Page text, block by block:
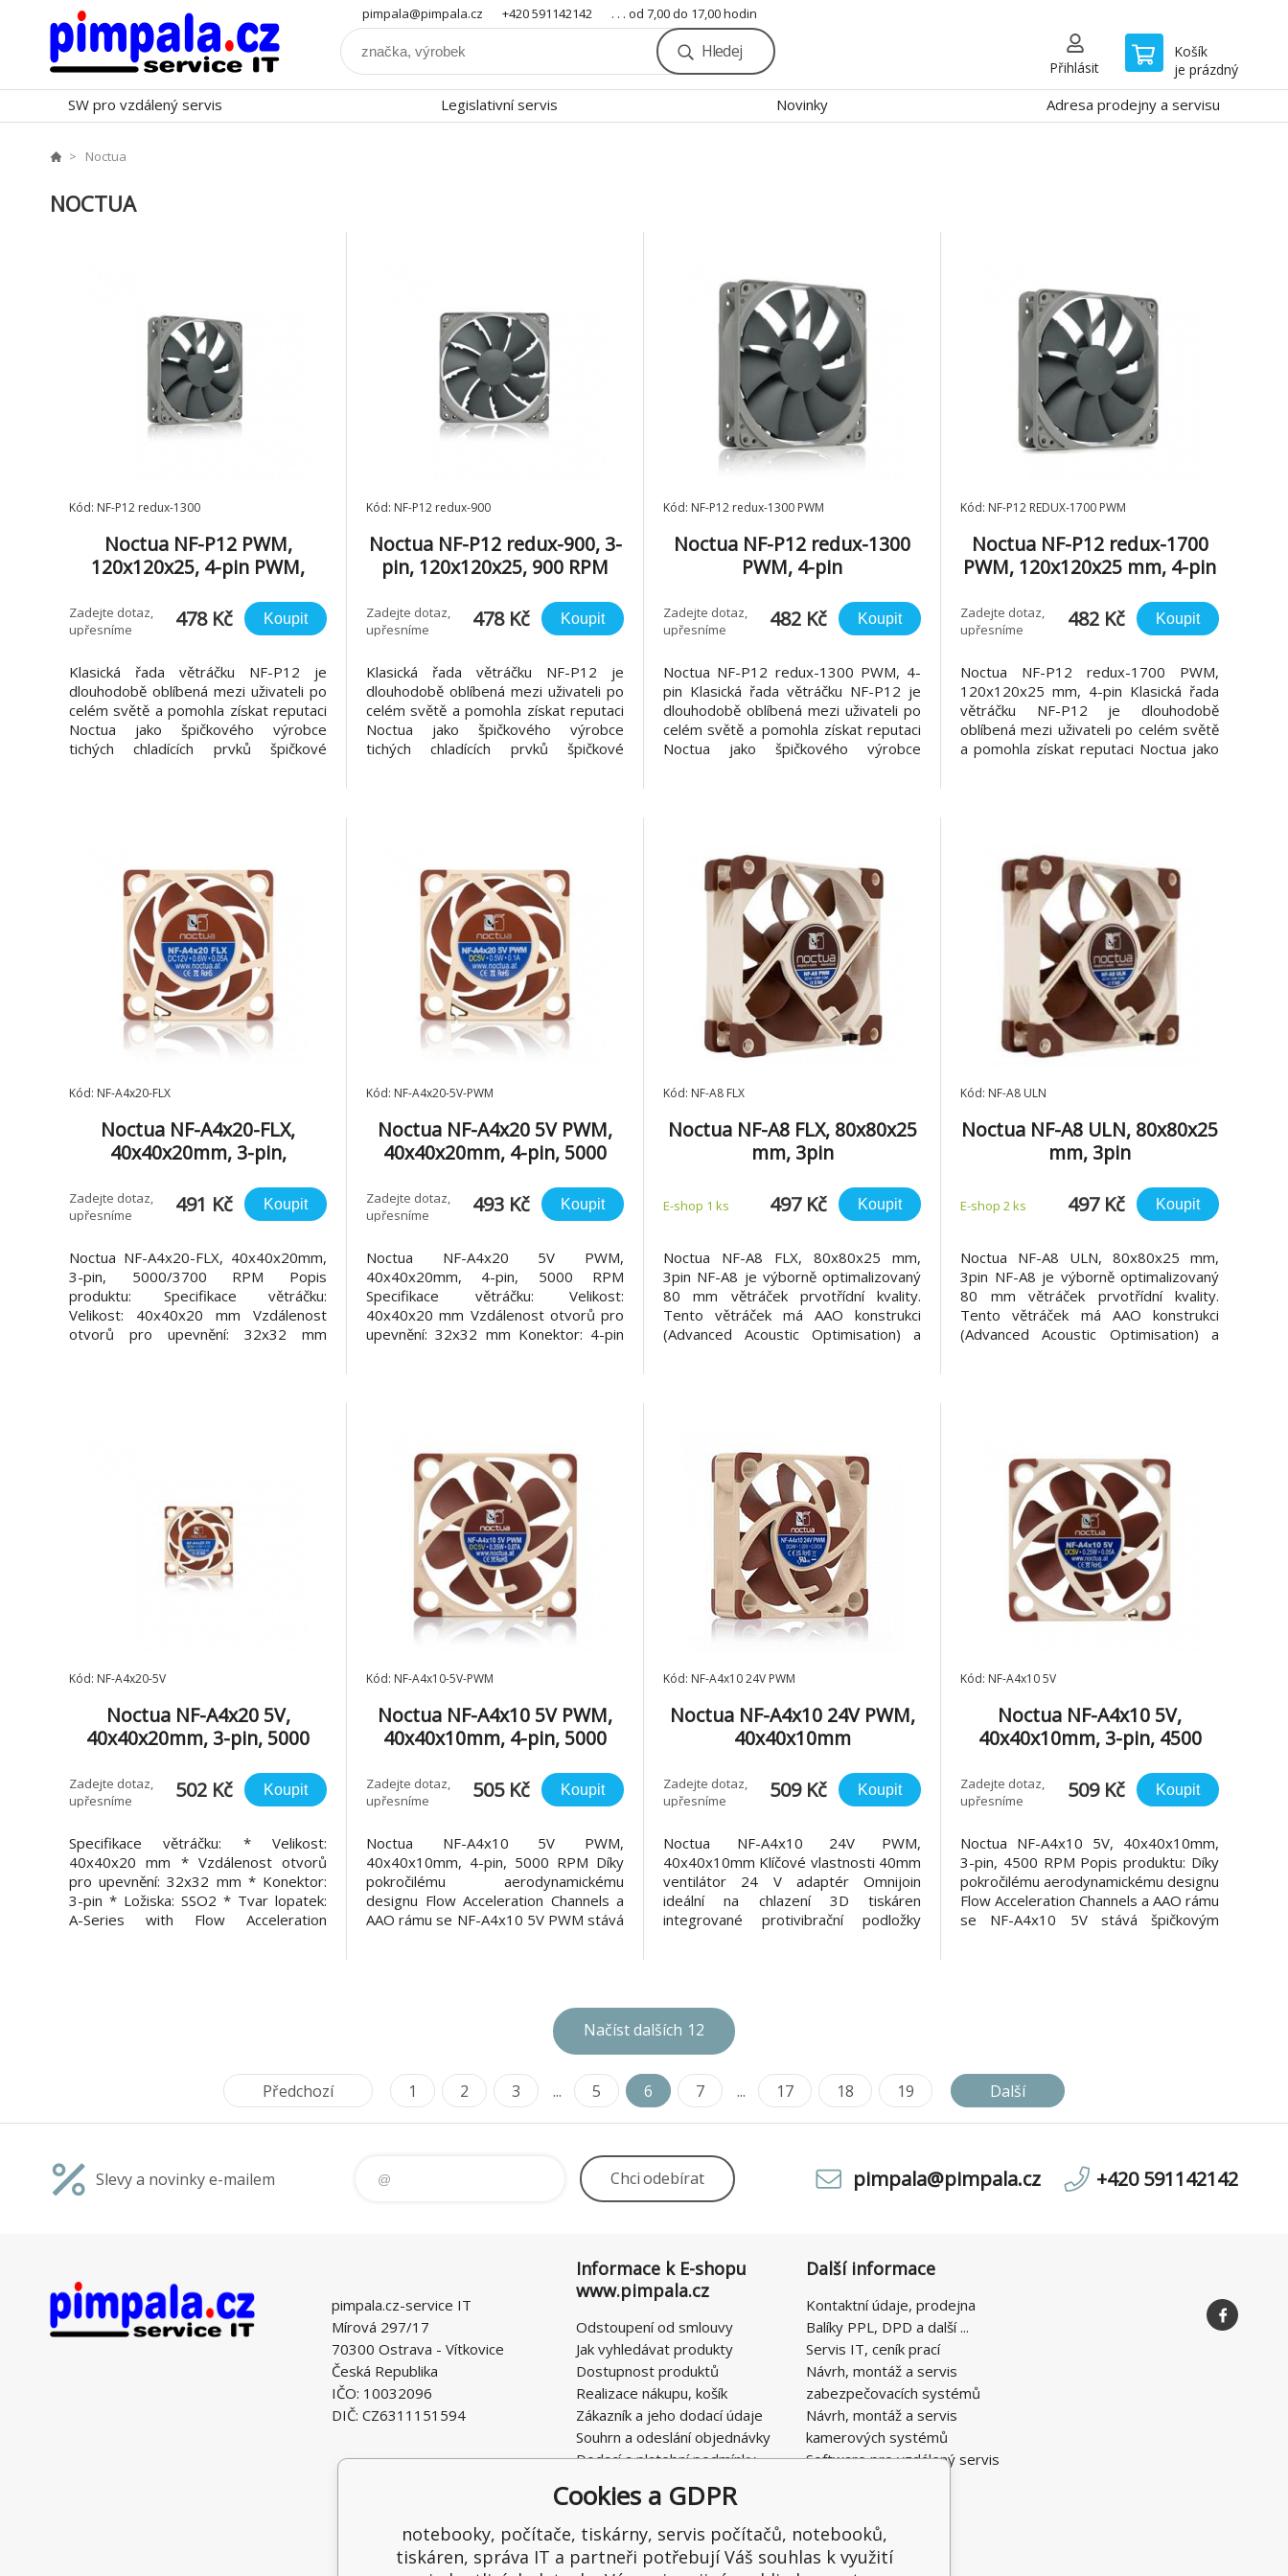
pimpala@pimpala.cz +420 591142142 . . . od 7,00 do 17,00 hodin
Hledej
Přihlásit
Košík
je prázdný
SW pro vzdálený servis Legislativní servis Novinky Adresa prodejny a servisu
Noctua
NOCTUA
Kód: NF-P12 redux-1300
Noctua NF-P12 PWM,
120x120x25, 4-pin PWM,
Zadejte dotaz,
upřesníme
478 Kč Koupit
Klasická řada větráčku NF-P12 je
dlouhodobě oblíbená mezi uživateli po
celém světě a pomohla získat reputaci
Noctua jako špičkového výrobce
tichých chladících prvků špičkové
Kód: NF-P12 redux-900
Noctua NF-P12 redux-900, 3-
pin, 120x120x25, 900 RPM
Zadejte dotaz,
upřesníme
478 Kč Koupit
Klasická řada větráčku NF-P12 je
dlouhodobě oblíbená mezi uživateli po
celém světě a pomohla získat reputaci
Noctua jako špičkového výrobce
tichých chladících prvků špičkové
Kód: NF-P12 redux-1300 PWM
Noctua NF-P12 redux-1300
PWM, 4-pin
Zadejte dotaz,
upřesníme
482 Kč Koupit
Noctua NF-P12 redux-1300 PWM, 4-
pin Klasická řada větráčku NF-P12 je
dlouhodobě oblíbená mezi uživateli po
celém světě a pomohla získat reputaci
Noctua jako špičkového výrobce
Kód: NF-P12 REDUX-1700 PWM
Noctua NF-P12 redux-1700
PWM, 120x120x25 mm, 4-pin
Zadejte dotaz,
upřesníme
482 Kč Koupit
Noctua NF-P12 redux-1700 PWM,
120x120x25 mm, 4-pin Klasická řada
větráčku NF-P12 je dlouhodobě
oblíbená mezi uživateli po celém světě
a pomohla získat reputaci Noctua jako
Kód: NF-A4x20-FLX
Noctua NF-A4x20-FLX,
40x40x20mm, 3-pin,
Zadejte dotaz,
upřesníme
491 Kč Koupit
Noctua NF-A4x20-FLX, 40x40x20mm,
3-pin, 5000/3700 RPM Popis
produktu: Specifikace větráčku:
Velikost: 40x40x20 mm Vzdálenost
otvorů pro upevnění: 32x32 mm
Kód: NF-A4x20-5V-PWM
Noctua NF-A4x20 5V PWM,
40x40x20mm, 4-pin, 5000
Zadejte dotaz,
upřesníme
493 Kč Koupit
Noctua NF-A4x20 5V PWM,
40x40x20mm, 4-pin, 5000 RPM
Specifikace větráčku: Velikost:
40x40x20 mm Vzdálenost otvorů pro
upevnění: 32x32 mm Konektor: 4-pin
Minimální ry
Kód: NF-A8 FLX
Noctua NF-A8 FLX, 80x80x25
mm, 3pin
E-shop 1 ks 497 Kč Koupit
Noctua NF-A8 FLX, 80x80x25 mm,
3pin NF-A8 je výborně optimalizovaný
80 mm větráček prvotřídní kvality.
Tento větráček má AAO konstrukci
(Advanced Acoustic Optimisation) a
Kód: NF-A8 ULN
Noctua NF-A8 ULN, 80x80x25
mm, 3pin
E-shop 2 ks 497 Kč Koupit
Noctua NF-A8 ULN, 80x80x25 mm,
3pin NF-A8 je výborně optimalizovaný
80 mm větráček prvotřídní kvality.
Tento větráček má AAO konstrukci
(Advanced Acoustic Optimisation) a
Kód: NF-A4x20-5V
Noctua NF-A4x20 5V,
40x40x20mm, 3-pin, 5000
Zadejte dotaz,
upřesníme
502 Kč Koupit
Specifikace větráčku: * Velikost:
40x40x20 mm * Vzdálenost otvorů
pro upevnění: 32x32 mm * Konektor:
3-pin * Ložiska: SSO2 * Tvar lopatek:
A-Series with Flow Acceleration
Kód: NF-A4x10-5V-PWM
Noctua NF-A4x10 5V PWM,
40x40x10mm, 4-pin, 5000
Zadejte dotaz,
upřesníme
505 Kč Koupit
Noctua NF-A4x10 5V PWM,
40x40x10mm, 4-pin, 5000 RPM Díky
pokročilému aerodynamickému
designu Flow Acceleration Channels a
AAO rámu se NF-A4x10 5V PWM stává
chod a dlouhotrvající stabilitu. Size
Kód: NF-A4x10 24V PWM
Noctua NF-A4x10 24V PWM,
40x40x10mm
Zadejte dotaz,
upřesníme
509 Kč Koupit
Noctua NF-A4x10 24V PWM,
40x40x10mm Klíčové vlastnosti 40mm
ventilátor 24 V adaptér Omnijoin
ideální na chlazení 3D tiskáren
integrované protivibrační podložky
společníkem pro chlazení 3D tiskáren. S
napájení
Kód: NF-A4x10 5V
Noctua NF-A4x10 5V,
40x40x10mm, 3-pin, 4500
Zadejte dotaz,
upřesníme
509 Kč Koupit
Noctua NF-A4x10 5V, 40x40x10mm,
3-pin, 4500 RPM Popis produktu: Díky
pokročilému aerodynamickému designu
Flow Acceleration Channels a AAO rámu
se NF-A4x10 5V stává špičkovým
Načíst dalších 12
Předchozí 1 2 3 ... 5 6 7 ... 17 18 19 Další
Slevy a novinky e-mailem Chciodebírat pimpala@pimpala.cz +420 591142142
pimpala.cz-service IT
Mírová 297/17
70300 Ostrava - Vítkovice
Česká Republika
IČO: 10032096
DIČ: CZ6311151594
Informace k E-shopu
www.pimpala.cz
Odstoupení od smlouvy
Jak vyhledávat produkty
Dostupnost produktů
Realizace nákupu, košík
Zákazník a jeho dodací údaje
Souhrn a odeslání objednávky
Dodací a platební podmínky
Obchodní podmínky E-SHOPU
Ochrana osobních údajů
Řešení nedostatků, reklamace
Kontaktní formulář
Další informace
Kontaktní údaje, prodejna
Balíky PPL, DPD a další ...
Servis IT, ceník prací
Návrh, montáž a servis
zabezpečovacích systémů
Návrh, montáž a servis
kamerových systémů
Software pro vzdálený servis
Cookies a GDPR
notebooky, počítače, tiskárny, servis počítačů, notebooků,
tiskáren, správa IT a partneři potřebují Váš souhlas k využití